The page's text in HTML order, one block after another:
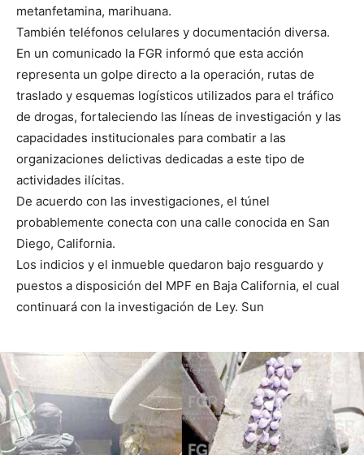
metanfetamina, marihuana.
También teléfonos celulares y documentación diversa.
En un comunicado la FGR informó que esta acción
representa un golpe directo a la operación, rutas de
traslado y esquemas logísticos utilizados para el tráfico
de drogas, fortaleciendo las líneas de investigación y las
capacidades institucionales para combatir a las
organizaciones delictivas dedicadas a este tipo de
actividades ilícitas.
De acuerdo con las investigaciones, el túnel
probablemente conecta con una calle conocida en San
Diego, California.
Los indicios y el inmueble quedaron bajo resguardo y
puestos a disposición del MPF en Baja California, el cual
continuará con la investigación de Ley. Sun